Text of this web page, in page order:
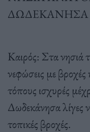
ΔΩΔΕΚΑΝΗΣΑ
Καιρός: Στα νησιά
νεφώσεις με βροχές
τόπους ισχυρές
Δωδεκάνησα λίγες
τοπικές βροχές.